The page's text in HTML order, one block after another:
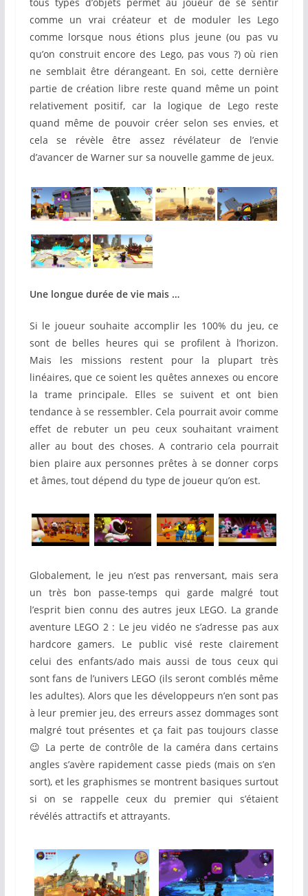
tous types d’objets permet au joueur de se sentir
comme un vrai créateur et de moduler les Lego
comme lorsque nous étions plus jeune (ou pas vu
qu’on construit encore des Lego, pas vous ?) où rien
ne semblait être dérangeant. En soi, cette dernière
partie de création libre reste quand même un point
relativement positif, car la logique de Lego reste
quand même de pouvoir créer selon ses envies, et
cela se révèle être assez révélateur de l’envie
d’avancer de Warner sur sa nouvelle gamme de jeux.
Une longue durée de vie mais …
Si le joueur souhaite accomplir les 100% du jeu, ce
sont de belles heures qui se profilent à l’horizon.
Mais les missions restent pour la plupart très
linéaires, que ce soient les quêtes annexes ou encore
la trame principale. Elles se suivent et ont bien
tendance à se ressembler. Cela pourrait avoir comme
effet de rebuter un peu ceux souhaitant vraiment
aller au bout des choses. A contrario cela pourrait
bien plaire aux personnes prêtes à se donner corps
et âmes, tout dépend du type de joueur qu’on est.
Globalement, le jeu n’est pas renversant, mais sera
un très bon passe-temps qui garde malgré tout
l’esprit bien connu des autres jeux LEGO. La grande
aventure LEGO 2 : Le jeu vidéo ne s’adresse pas aux
hardcore gamers. Le public visé reste clairement
celui des enfants/ado mais aussi de tous ceux qui
sont fans de l’univers LEGO (ils seront comblés même
les adultes). Alors que les développeurs n’en sont pas
à leur premier jeu, des erreurs assez dommages sont
malgré tout présentes et ça fait pas toujours classe
😉 La perte de contrôle de la caméra dans certains
angles s’avère rapidement casse pieds (mais on s’en
sort), et les graphismes se montrent basiques surtout
si on se rappelle ceux du premier qui s’étaient
révélés attractifs et attrayants.